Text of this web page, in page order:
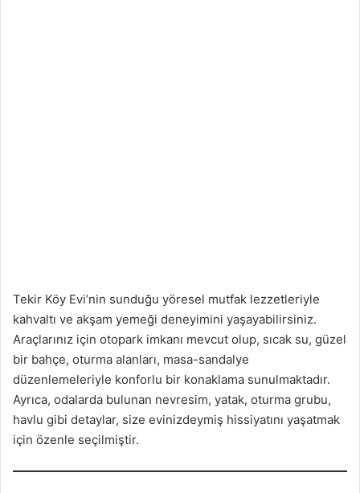
Tekir Köy Evi’nin sunduğu yöresel mutfak lezzetleriyle
kahvaltı ve akşam yemeği deneyimini yaşayabilirsiniz.
Araçlarınız için otopark imkanı mevcut olup, sıcak su, güzel
bir bahçe, oturma alanları, masa-sandalye
düzenlemeleriyle konforlu bir konaklama sunulmaktadır.
Ayrıca, odalarda bulunan nevresim, yatak, oturma grubu,
havlu gibi detaylar, size evinizdeymiş hissiyatını yaşatmak
için özenle seçilmiştir.